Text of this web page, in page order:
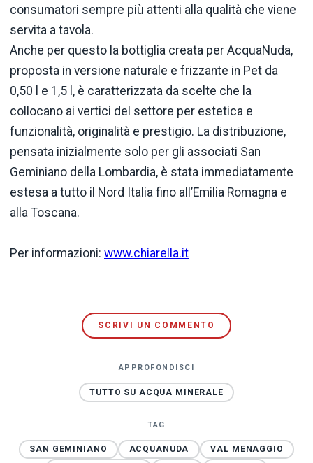
consumatori sempre più attenti alla qualità che viene
servita a tavola.
Anche per questo la bottiglia creata per AcquaNuda,
proposta in versione naturale e frizzante in Pet da
0,50 l e 1,5 l, è caratterizzata da scelte che la
collocano ai vertici del settore per estetica e
funzionalità, originalità e prestigio. La distribuzione,
pensata inizialmente solo per gli associati San
Geminiano della Lombardia, è stata immediatamente
estesa a tutto il Nord Italia fino all’Emilia Romagna e
alla Toscana.
Per informazioni: www.chiarella.it
SCRIVI UN COMMENTO
APPROFONDISCI
TUTTO SU ACQUA MINERALE
TAG
SAN GEMINIANO ACQUANUDA
VAL MENAGGIO